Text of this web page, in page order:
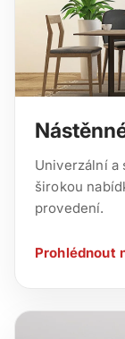
Univerzální a
širokou
provedení.
Prohlédnout